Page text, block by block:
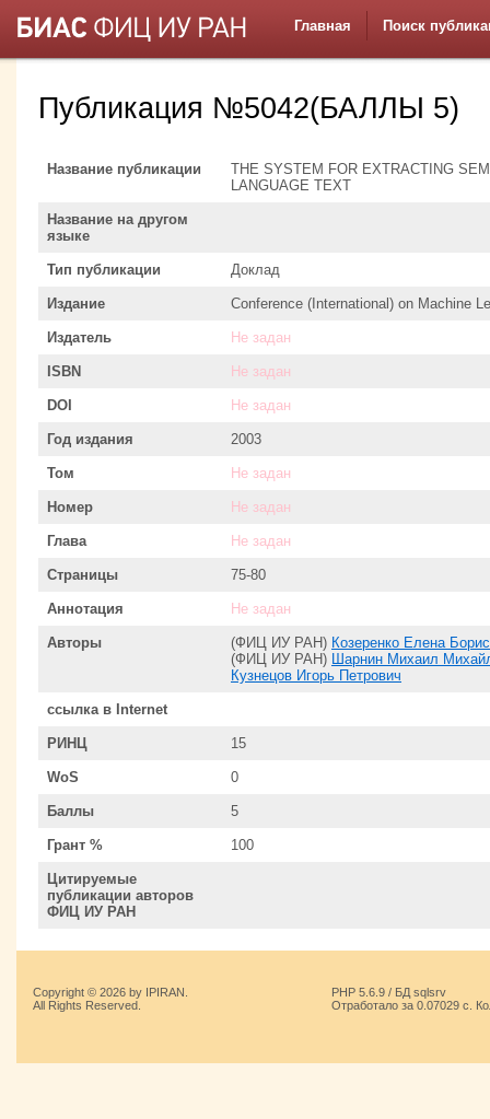
Главная Поиск
Публикация №5042(БАЛЛЫ 5)
Название публикации
THE SYSTEM FOR EXTRACTING
LANGUAGE TEXT
Название на другом
языке
Тип публикации Доклад
Издание Conference (International) on Machine
Издатель Не задан
ISBN Не задан
DOI Не задан
Год издания 2003
Том Не задан
Номер Не задан
Глава Не задан
Страницы 75-80
Аннотация Не задан
Авторы (ФИЦ ИУ РАН) Козеренко Елена
(ФИЦ ИУ РАН)
Шарнин Михаил
Кузнецов Игорь Петрович
ссылка в Internet
РИНЦ 15
WoS 0
Баллы 5
Грант % 100
Цитируемые
публикации авторов
ФИЦ ИУ РАН
Copyright © 2026 by IPIRAN.
All Rights Reserved.
PHP 5.6.9 / БД sqlsrv
Отработало за 0.07029 с.